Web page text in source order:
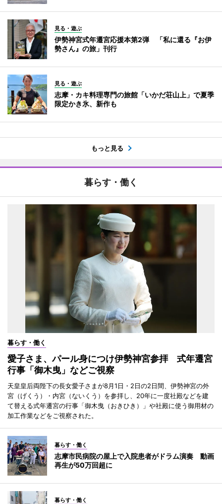
見る・遊ぶ
伊勢神宮式年遷宮応援本第2弾 「私に還る『お伊
勢さん』の旅」刊行
見る・遊ぶ
志摩・カキ料理専門の旅館「いかだ荘山上」で夏季
限定かき氷、新作も
もっと見る
暮らす・働く
暮らす・働く
愛子さま、パール身につけ伊勢神宮参拝 式年遷宮
行事「御木曳」などご視察
天皇皇后両陛下の長女愛子さまが8月1日・2日の2日間、伊勢神宮の外
宮（げくう）・内宮（ないくう）を参拝し、20年に一度社殿などを建
て替える式年遷宮の行事「御木曳（おきひき）」や社殿に使う御用材の
加工作業などをご視察された。
暮らす・働く
志摩市民病院の屋上で入院患者がドラム演奏 動画
再生が50万回超に
暮らす・働く